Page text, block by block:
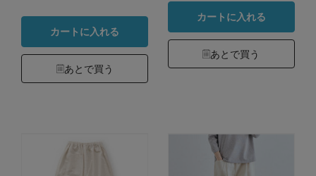
カートに入れる
あとで買う
カートに入れる
あとで買う